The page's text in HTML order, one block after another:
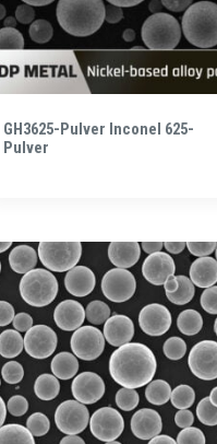
GH3625-Pulver Inconel 625-
Pulver